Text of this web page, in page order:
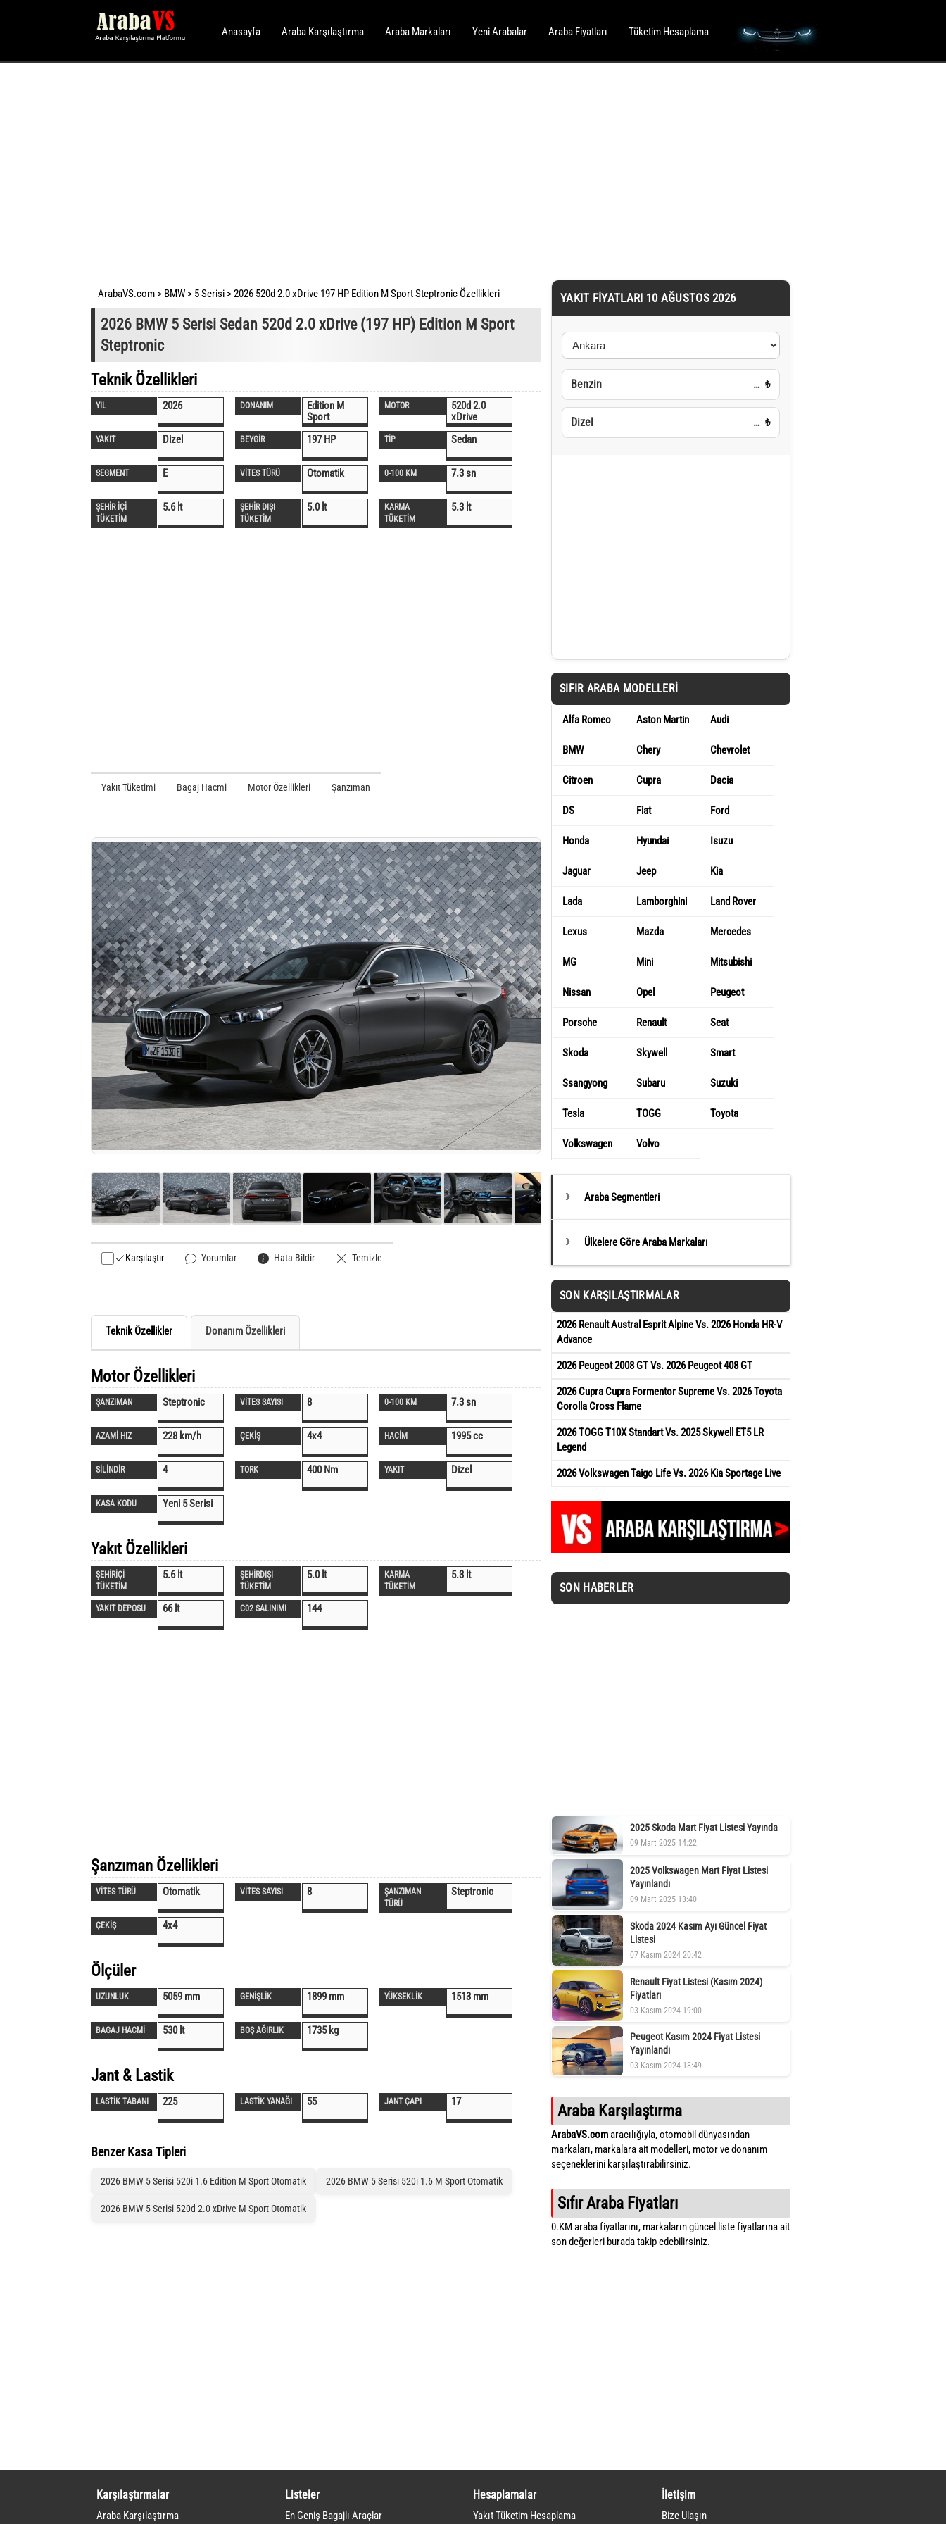
Anasayfa Araba Karşılaştırma Araba Markaları Yeni Arabalar Araba Fiyatları Tüketim Hesaplama
ArabaVS.com > BMW > 5 Serisi >2026 520d 2.0 xDrive 197 HP Edition M Sport Steptronic Özellikleri
2026 BMW 5 Serisi Sedan 520d 2.0 xDrive (197 HP) Edition M Sport
Steptronic
Teknik Özellikleri
YIL 2026 DONANIM
Edition M
Sport
MOTOR
520d 2.0
xDrive
YAKIT Dizel BEYGİR 197 HP TİP Sedan
SEGMENT E VİTES TÜRÜ Otomatik 0-100 KM 7.3 sn
ŞEHİR İÇİ
TÜKETİM
5.6 lt
ŞEHİR DIŞI
TÜKETİM
5.0 lt
KARMA
TÜKETİM
5.3 lt
Yakıt Tüketimi Bagaj Hacmi Motor Özellikleri Şanzıman
Karşılaştır Yorumlar Hata Bildir Temizle
Teknik Özellikler Donanım Özellikleri
Motor Özellikleri
ŞANZIMAN Steptronic VİTES SAYISI 8 0-100 KM 7.3 sn
AZAMİ HIZ 228 km/h ÇEKİŞ 4x4 HACİM 1995 cc
SİLİNDİR 4 TORK 400 Nm YAKIT Dizel
KASA KODU Yeni 5 Serisi
Yakıt Özellikleri
ŞEHİRİÇİ
TÜKETİM
5.6 lt
ŞEHİRDIŞI
TÜKETİM
5.0 lt
KARMA
TÜKETİM
5.3 lt
YAKIT DEPOSU 66 lt C02 SALINIMI 144
Şanzıman Özellikleri
VİTES TÜRÜ Otomatik VİTES SAYISI 8
ŞANZIMAN
TÜRÜ
Steptronic
ÇEKİŞ 4x4
Ölçüler
UZUNLUK 5059 mm GENİŞLİK 1899 mm YÜKSEKLİK 1513 mm
BAGAJ HACMİ 530 lt BOŞ AĞIRLIK 1735 kg
Jant & Lastik
LASTİK TABANI 225 LASTİK YANAĞI 55 JANT ÇAPI 17
Benzer Kasa Tipleri
2026 BMW 5 Serisi 520i 1.6 Edition M Sport Otomatik 2026 BMW 5 Serisi 520i 1.6 M Sport Otomatik
2026 BMW 5 Serisi 520d 2.0 xDrive M Sport Otomatik
YAKIT FIYATLARI 10 AĞUSTOS 2026
Benzin … ₺
Dizel … ₺
SIFIR ARABA MODELLERI
Alfa Romeo Aston Martin Audi
BMW Chery Chevrolet
Citroen Cupra Dacia
DS Fiat Ford
Honda Hyundai Isuzu
Jaguar Jeep Kia
Lada Lamborghini Land Rover
Lexus Mazda Mercedes
MG Mini Mitsubishi
Nissan Opel Peugeot
Porsche Renault Seat
Skoda Skywell Smart
Ssangyong Subaru Suzuki
Tesla TOGG Toyota
Volkswagen Volvo
Araba Segmentleri
Ülkelere Göre Araba Markaları
SON KARŞILAŞTIRMALAR
2026 Renault Austral Esprit Alpine Vs. 2026 Honda HR-V
Advance
2026 Peugeot 2008 GT Vs. 2026 Peugeot 408 GT
2026 Cupra Cupra Formentor Supreme Vs. 2026 Toyota
Corolla Cross Flame
2026 TOGG T10X Standart Vs. 2025 Skywell ET5 LR
Legend
2026 Volkswagen Taigo Life Vs. 2026 Kia Sportage Live
SON HABERLER
2025 Skoda Mart Fiyat Listesi Yayında
09 Mart 2025 14:22
2025 Volkswagen Mart Fiyat Listesi
Yayınlandı
09 Mart 2025 13:40
Skoda 2024 Kasım Ayı Güncel Fiyat
Listesi
07 Kasım 2024 20:42
Renault Fiyat Listesi (Kasım 2024)
Fiyatları
03 Kasım 2024 19:00
Peugeot Kasım 2024 Fiyat Listesi
Yayınlandı
03 Kasım 2024 18:49
Araba Karşılaştırma
ArabaVS.comaracılığıyla, otomobil dünyasından
markaları, markalara ait modelleri, motor ve donanım
seçeneklerini karşılaştırabilirsiniz.
Sıfır Araba Fiyatları
0.KM araba fiyatlarını, markaların güncel liste fiyatlarına ait
son değerleri burada takip edebilirsiniz.
Karşılaştırmalar
Araba Karşılaştırma
Listeler
En Geniş Bagajlı Araçlar
Hesaplamalar
Yakıt Tüketim Hesaplama
İletişim
Bize Ulaşın